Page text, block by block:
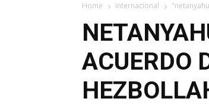
Home Internacional
ACUERDO